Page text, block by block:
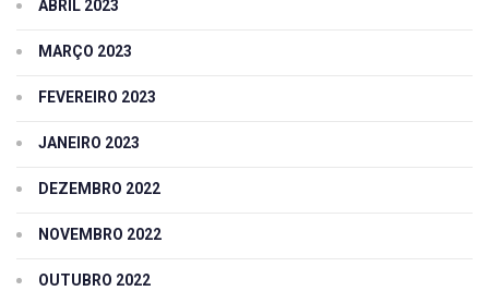
ABRIL 2023
MARÇO 2023
FEVEREIRO 2023
JANEIRO 2023
DEZEMBRO 2022
NOVEMBRO 2022
OUTUBRO 2022